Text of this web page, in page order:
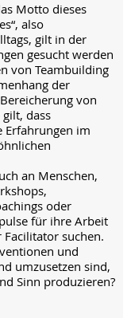
Motto dieses
also
gilt in der
gesucht werden
von Teambuilding
der
von
dass
Erfahrungen im
an Menschen,
oder
für ihre Arbeit
suchen.
und
umzusetzen sind,
Sinn produzieren?